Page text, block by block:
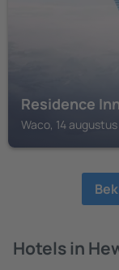
Residence
Waco, 14
Hotels in